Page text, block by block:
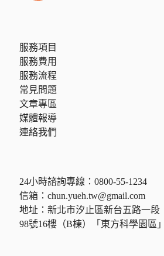
服務項目
服務費用
服務流程
常見問題
文章專區
媒體報導
連絡我們
24小時諮詢專線： 0800-55-1234
信箱： chun.yueh.tw@gmail.com
地址：新北市汐止區新台五路一段
98號16樓（B棟）「東方科學園區」